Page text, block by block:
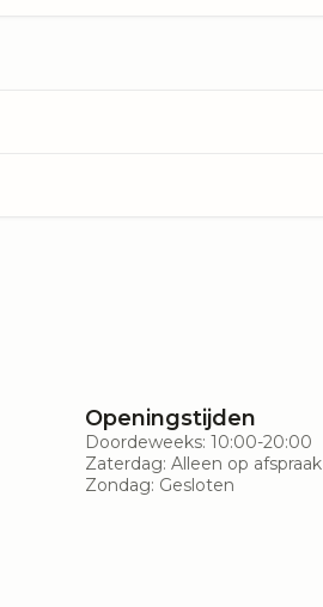
Openingstijden
Doordeweeks: 10:00-20:00
Zaterdag: Alleen op afspraak
Zondag: Gesloten